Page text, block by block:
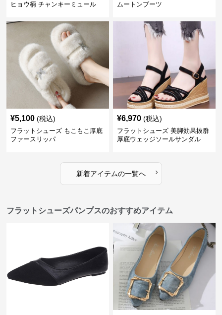
ヒョウ柄 チャンキーミュール
ムートンブーツ
¥5,100 (税込)
フラットシューズ もこもこ厚底
ファースリッパ
¥6,970 (税込)
フラットシューズ 美脚効果抜群
厚底ウェッジソールサンダル
新着アイテムの一覧へ ›
フラットシューズパンプスのおすすめアイテム